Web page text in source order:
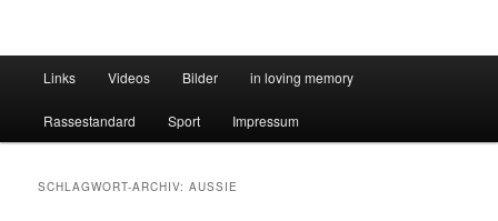
Links Videos Bilder in loving memory
Rassestandard Sport Impressum
SCHLAGWORT-ARCHIV:AUSSIE